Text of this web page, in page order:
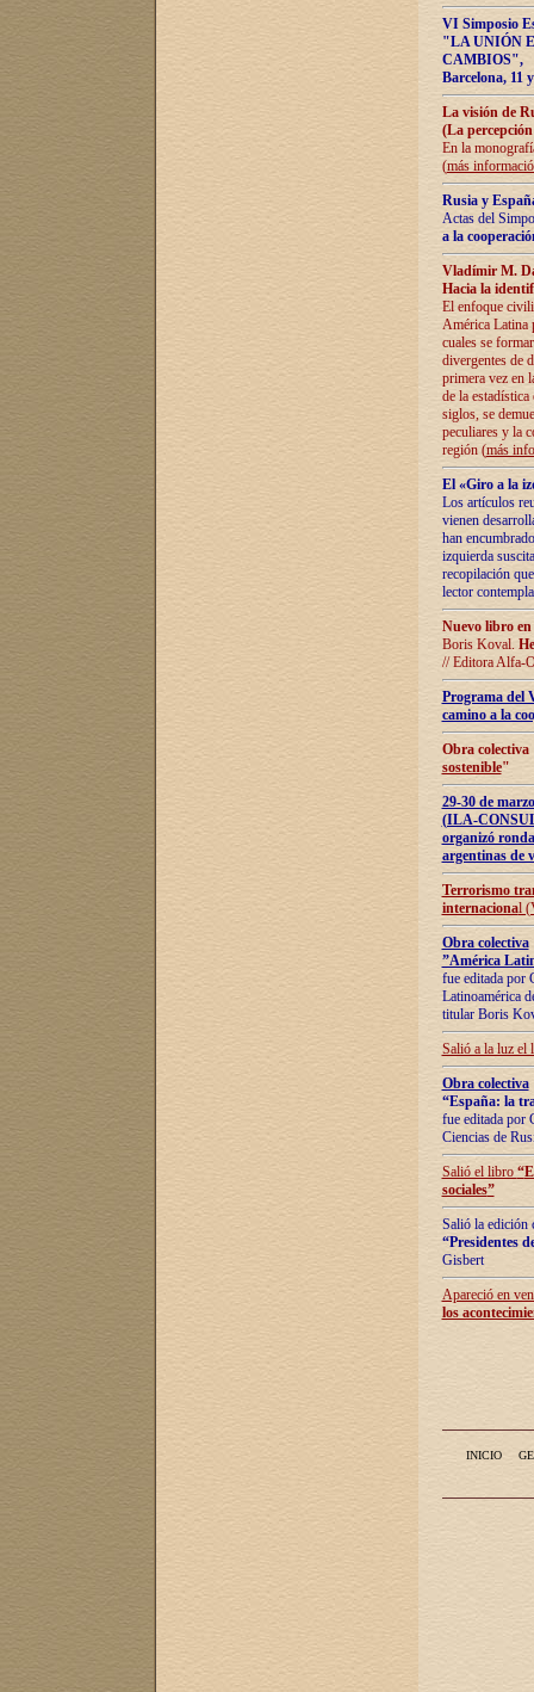
VI Simposio
"LA UNIÓN
CAMBIOS",
Barcelona, 11
La visión de
(La
En la
(más
Rusia y
Actas del
a la
Vladímir M.
Hacia la
El enfoque
América Latina
cuales se
divergentes de
primera vez en
de la
siglos, se
peculiares y la
región (más
El «Giro a la
Los artículos
vienen
han
izquierda
recopilación
lector
Nuevo libro
Boris Koval.
// Editora Alfa-
Programa del
camino a la
Obra
sostenible"
29-30 de
(ILA-
organizó
argentinas de
Terrorismo
internacional
Obra colectiva
”América
fue editada por
Latinoamérica
titular Boris
Salió a la luz el
Obra colectiva
“España: la
fue editada por
Ciencias de
Salió el libro “
sociales”
Salió la edición
“Presidentes
Gisbert
Apareció en
los
INICIO